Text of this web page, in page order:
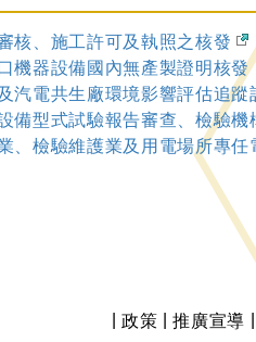
核、施工許可及執照之核發
機器設備國內無產製證明核發
汽電共生廠環境影響評估追
備型式試驗報告審查、檢驗機
、檢驗維護業及用電場所專
政策 |推廣宣導